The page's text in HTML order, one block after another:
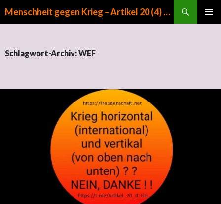
Menschheit gegen Krieg – Artikel 20 (4) GG
Schlagwort-Archiv: WEF